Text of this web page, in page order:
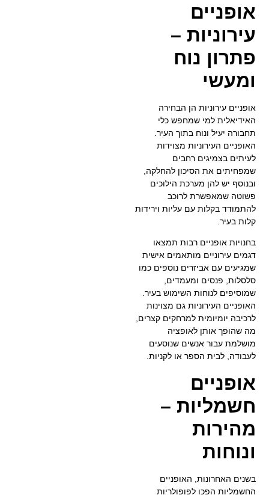
אופניים
עירוניות –
פתרון נוח
ומעשי
אופניים עירוניות הן הבחירה
האידיאלית למי שמחפש כלי
תחבורה יעיל ונוח בתוך העיר.
האופניים העירוניות מצוידות
לעיתים בצמיגים רחבים
שמפחיתים את הסיכון להחלקה,
ובנוסף יש להן מערכת הילוכים
פשוטה שמאפשרת לרוכב
להתמודד בקלות עם עליות וירידות
קלות בעיר.
בחנויות אופניים רבות תמצאו
דגמים עירוניים מותאמים אישית
שמגיעים עם אביזרים נוספים כמו
סלסלות, פנסים ומעמדים,
שמוסיפים לנוחות השימוש בעיר.
האופניים העירוניות גם מצוינות
לרכיבה יומיומית למרחקים קצרים,
מה שהופך אותן לאופציה
מושלמת עבור אנשים שנוסעים
לעבודה, לבית הספר או לקניות.
אופניים
חשמליות –
מהירות
ונוחות
בשנים האחרונות, האופניים
החשמליות הפכו לפופולריות